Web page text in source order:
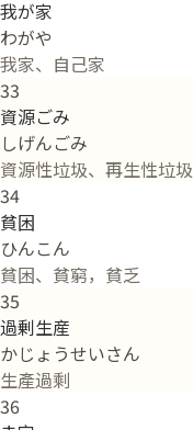
我が家
わがや
我家、自己家
33
資源ごみ
しげんごみ
資源性垃圾、再生性垃圾
34
貧困
ひんこん
貧困、貧窮，貧乏
35
過剰生産
かじょうせいさん
生產過剩
36